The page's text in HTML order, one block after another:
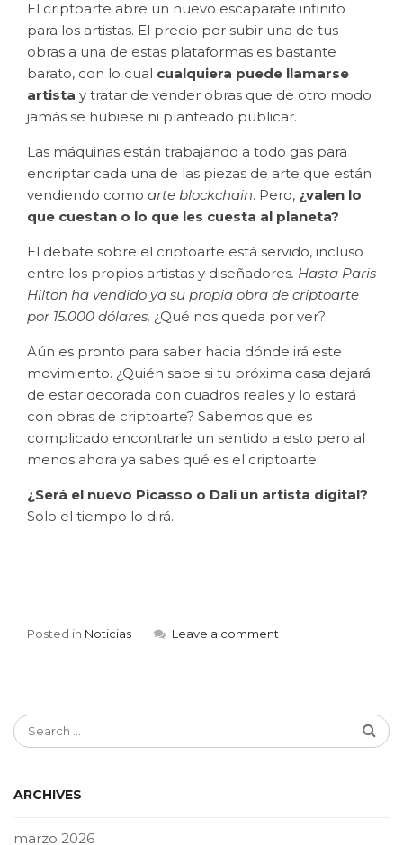
El criptoarte abre un nuevo escaparate infinito
para los artistas. El precio por subir una de tus
obras a una de estas plataformas es bastante
barato, con lo cual cualquiera puede llamarse
artista y tratar de vender obras que de otro modo
jamás se hubiese ni planteado publicar.
Las máquinas están trabajando a todo gas para
encriptar cada una de las piezas de arte que están
vendiendo como arte blockchain. Pero, ¿valen lo
que cuestan o lo que les cuesta al planeta?
El debate sobre el criptoarte está servido, incluso
entre los propios artistas y diseñadores. Hasta Paris
Hilton ha vendido ya su propia obra de criptoarte
por 15.000 dólares. ¿Qué nos queda por ver?
Aún es pronto para saber hacia dónde irá este
movimiento. ¿Quién sabe si tu próxima casa dejará
de estar decorada con cuadros reales y lo estará
con obras de criptoarte? Sabemos que es
complicado encontrarle un sentido a esto pero al
menos ahora ya sabes qué es el criptoarte.
¿Será el nuevo Picasso o Dalí un artista digital?
Solo el tiempo lo dirá.
Posted in Noticias Leave a comment
ARCHIVES
marzo 2026